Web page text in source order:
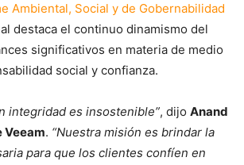
Ambiental, Social y de Gobernabilidad
destaca el continuo dinamismo del
significativos en materia de medio
social y confianza.
integridad es insostenible”, dijo Anand
Veeam. “Nuestra misión es brindar la
para que los clientes confíen en